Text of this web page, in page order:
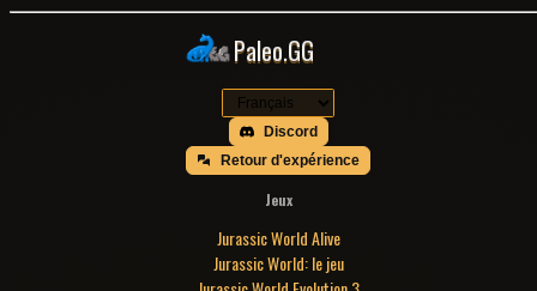
Paleo.GG
Discord
Retour d'expérience
Jeux
Jurassic World Alive
Jurassic World: le jeu